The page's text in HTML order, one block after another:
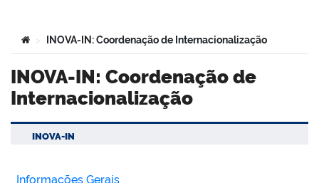
Você está aqui:
> INOVA-IN: Coordenação de Internacionalização
INOVA-IN: Coordenação de
Internacionalização
INOVA-IN
Informações Gerais